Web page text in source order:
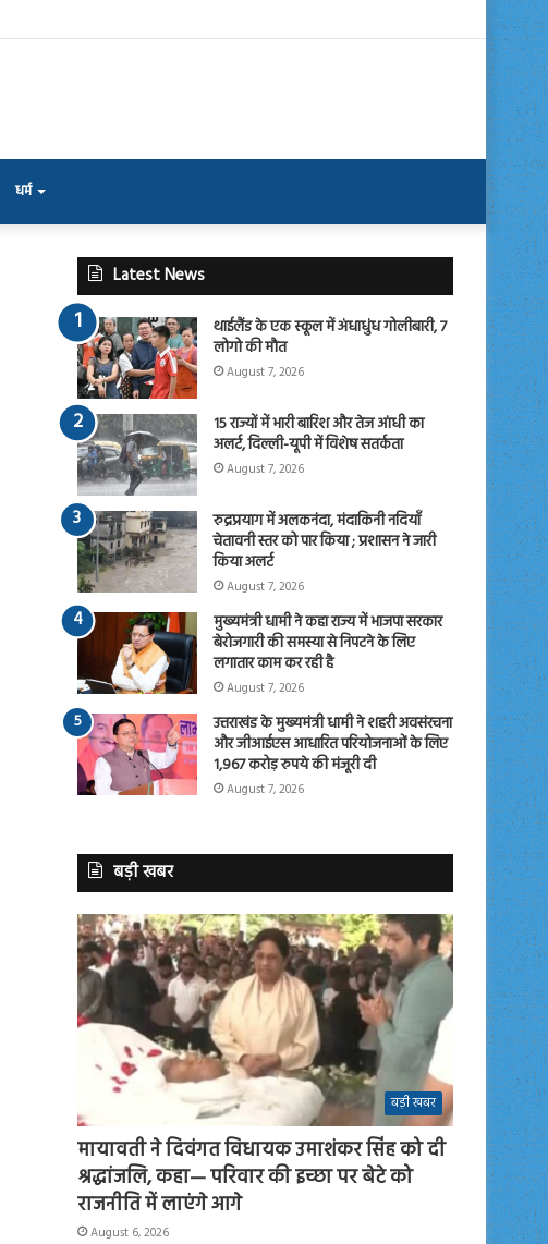
धर्म
Latest News
थाईलैंड के एक स्कूल में अंधाधुंध गोलीबारी, 7
लोगो की मौत
August 7, 2026
15 राज्यों में भारी बारिश और तेज आंधी का
अलर्ट, दिल्ली-यूपी में विशेष सतर्कता
August 7, 2026
रुद्रप्रयाग में अलकनंदा, मंदाकिनी नदियाँ
चेतावनी स्तर को पार किया ; प्रशासन ने जारी
किया अलर्ट
August 7, 2026
मुख्यमंत्री धामी ने कहा राज्य में भाजपा सरकार
बेरोजगारी की समस्या से निपटने के लिए
लगातार काम कर रही है
August 7, 2026
उत्तराखंड के मुख्यमंत्री धामी ने शहरी अवसंरचना
और जीआईएस आधारित परियोजनाओं के लिए
1,967 करोड़ रुपये की मंजूरी दी
August 7, 2026
बड़ी खबर
बड़ी खबर
मायावती ने दिवंगत विधायक उमाशंकर सिंह को दी
श्रद्धांजलि, कहा— परिवार की इच्छा पर बेटे को
राजनीति में लाएंगे आगे
August 6, 2026